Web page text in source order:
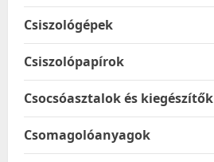
Csiszológépek
Csiszolópapírok
Csocsóasztalok és kiegészítők
Csomagolóanyagok